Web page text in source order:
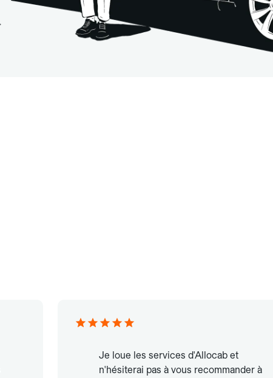
Je loue les services d'Allocab et
n'hésiterai pas à vous recommander à